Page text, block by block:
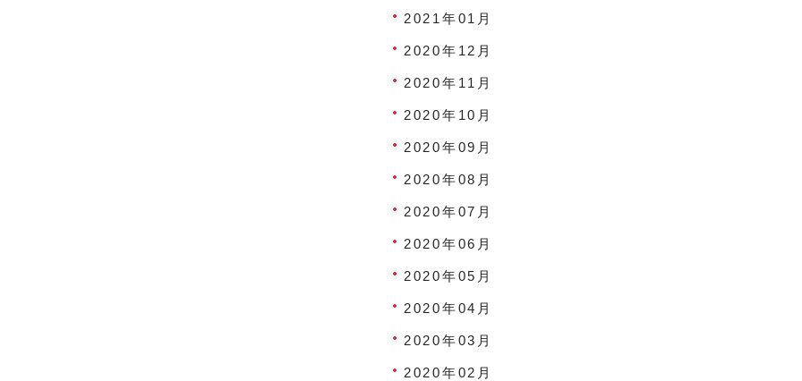
2021年01月
2020年12月
2020年11月
2020年10月
2020年09月
2020年08月
2020年07月
2020年06月
2020年05月
2020年04月
2020年03月
2020年02月